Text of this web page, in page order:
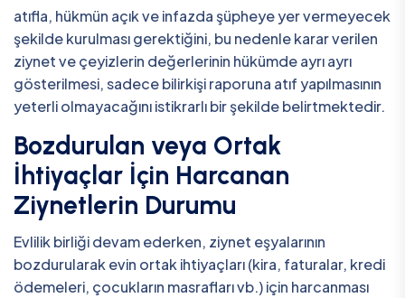
atıfla, hükmün açık ve infazda şüpheye yer vermeyecek
şekilde kurulması gerektiğini, bu nedenle karar verilen
ziynet ve çeyizlerin değerlerinin hükümde ayrı ayrı
gösterilmesi, sadece bilirkişi raporuna atıf yapılmasının
yeterli olmayacağını istikrarlı bir şekilde belirtmektedir.
Bozdurulan veya Ortak
İhtiyaçlar İçin Harcanan
Ziynetlerin Durumu
Evlilik birliği devam ederken, ziynet eşyalarının
bozdurularak evin ortak ihtiyaçları (kira, faturalar, kredi
ödemeleri, çocukların masrafları vb.) için harcanması